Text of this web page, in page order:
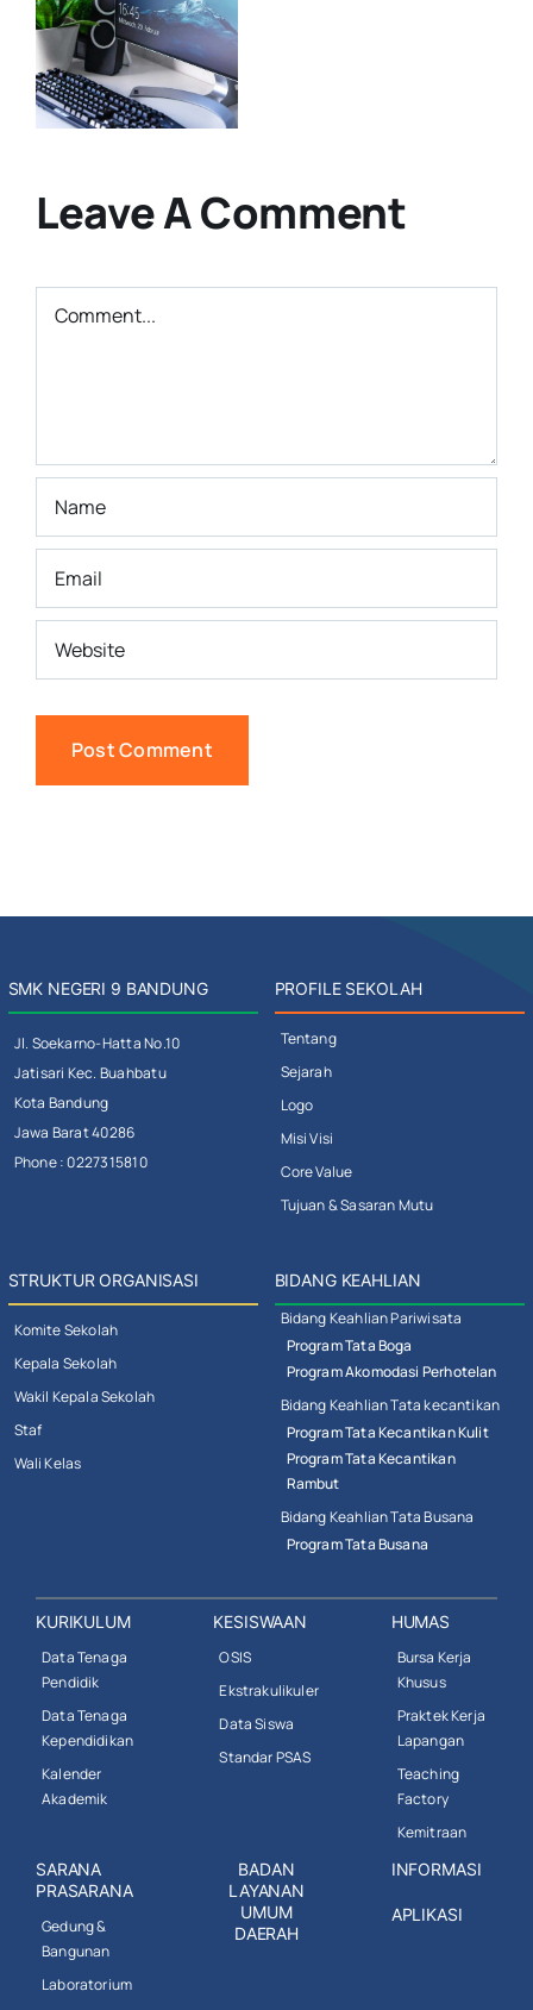
Leave A Comment
Comment
SMK NEGERI 9 BANDUNG
Jl. Soekarno-Hatta No.10
Jatisari Kec. Buahbatu
Kota Bandung
Jawa Barat 40286
Phone : 0227315810
PROFILE SEKOLAH
Tentang
Sejarah
Logo
Misi Visi
Core Value
Tujuan & Sasaran Mutu
STRUKTUR ORGANISASI
Komite Sekolah
Kepala Sekolah
Wakil Kepala Sekolah
Staf
Wali Kelas
BIDANG KEAHLIAN
Bidang Keahlian Pariwisata
Program Tata Boga
Program Akomodasi Perhotelan
Bidang Keahlian Tata kecantikan
Program Tata Kecantikan Kulit
Program Tata Kecantikan
Rambut
Bidang Keahlian Tata Busana
Program Tata Busana
KURIKULUM
Data Tenaga
Pendidik
Data Tenaga
Kependidikan
Kalender
Akademik
KESISWAAN
OSIS
Ekstrakulikuler
Data Siswa
Standar PSAS
HUMAS
Bursa Kerja
Khusus
Praktek Kerja
Lapangan
Teaching
Factory
Kemitraan
SARANA
PRASARANA
Gedung &
Bangunan
Laboratorium
BADAN
LAYANAN
UMUM
DAERAH
INFORMASI
APLIKASI